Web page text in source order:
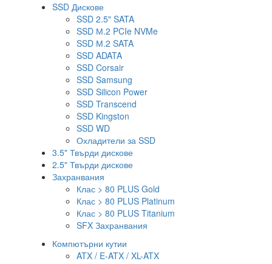
SSD Дискове
SSD 2.5" SATA
SSD М.2 PCIe NVMe
SSD М.2 SATA
SSD ADATA
SSD Corsair
SSD Samsung
SSD Silicon Power
SSD Transcend
SSD Kingston
SSD WD
Охладители за SSD
3.5" Твърди дискове
2.5" Твърди дискове
Захранвания
Клас > 80 PLUS Gold
Клас > 80 PLUS Platinum
Клас > 80 PLUS Titanium
SFX Захранвания
Компютърни кутии
ATX / E-ATX / XL-ATX